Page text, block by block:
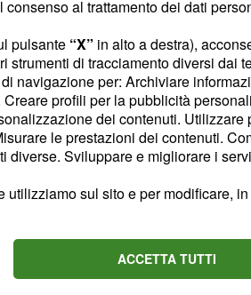
chiaramente
la
riguarda i
1 e la tipologia
al trattamento dei dati
pulsante “X” in alto a destra),
strumenti di tracciamento diversi dai
navigazione per: Archiviare
profili per la pubblicità
dei contenuti.
le prestazioni dei contenuti.
diverse. Sviluppare e migliorare i
sul sito e per modificare,
ACCETTA TUTTI